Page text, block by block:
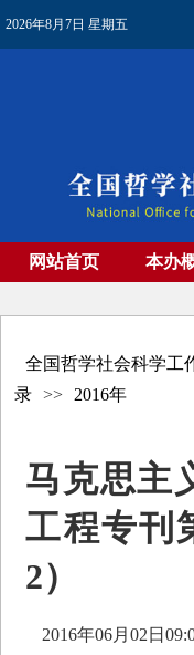
2026年8月7日 星期五
网站首页 本办
全国哲学社会科学工
录
>> 2016年
马克思主
工程专刊
2）
2016年06月02日